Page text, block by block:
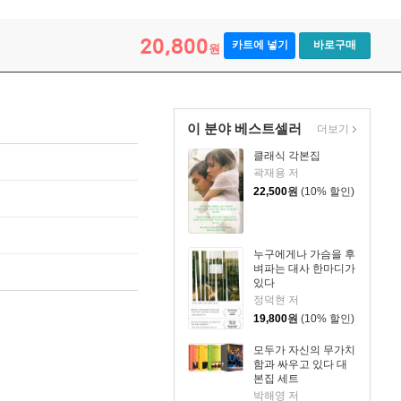
20,800원 카트에 넣기 바로구매
이 분야 베스트셀러
클래식 각본집
곽재용 저
22,500원 (10% 할인)
누구에게나 가슴을 후
벼파는 대사 한마디가
있다
정덕현 저
19,800원 (10% 할인)
모두가 자신의 무가치
함과 싸우고 있다 대
본집 세트
박해영 저
더보기